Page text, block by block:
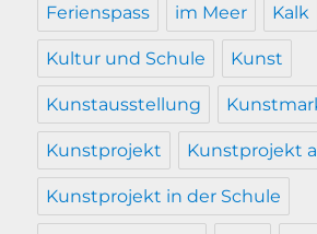
Ferienspass im Meer Kalk
Kultur und Schule Kunst
Kunstausstellung
Kunstprojekt Kunstprojekt
Kunstprojekt in der Schule